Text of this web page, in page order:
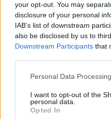
your opt-out. You may
disclosure of your personal
IAB’s list of downstream
also be disclosed by us to
Downstream Participants that
Personal Data
I want to opt-out of the
personal data.
Opted In
Mões e do GD Fradelos.
o Operário venceu, 2-1, a
nada valeu a goleada do
campeão.
af braga famalicão
operário
primeira divisão